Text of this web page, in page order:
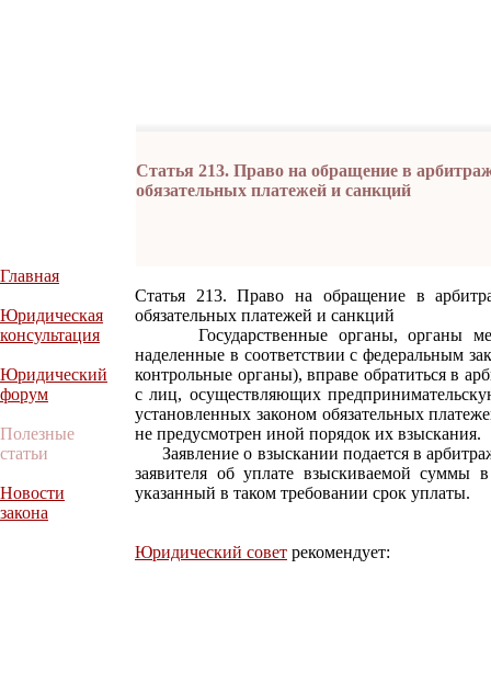
Статья 213. Право на обращение в
обязательных платежей и санкций
Главная
Юридическая
консультация
Юридический
форум
Полезные
статьи
Новости
закона
Статья 213. Право на обращение в
обязательных платежей и санкций
Государственные органы, органы
наделенные в соответствии с федеральным
контрольные органы), вправе обратиться в
с лиц, осуществляющих
установленных законом обязательных
не предусмотрен иной порядок их взыскания.
Заявление о взыскании подается в
заявителя об уплате взыскиваемой суммы
указанный в таком требовании срок уплаты.
Юридический совет рекомендует: